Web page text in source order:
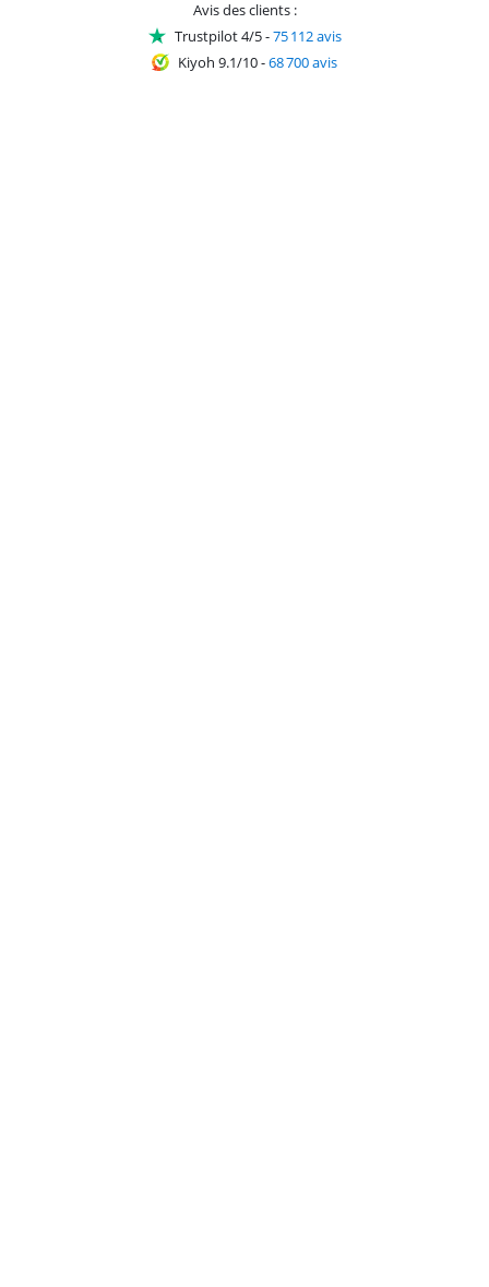
Avis des clients :
Trustpilot 4/5-75 112 avis
Kiyoh 9.1/10-68 700 avis